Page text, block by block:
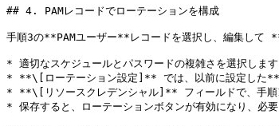
## 4. PAMレコードでローテーションを構成
手順3の**PAMユーザー**レコードを選択し、編集し
* 適切なスケジュールとパスワードの複雑さを選択します
* **\[ローテーション設定]** では、以前に設定した
* **\[リソースクレデンシャル]** フィールドで、手順1
* 保存すると、ローテーションボタンが有効になり、必